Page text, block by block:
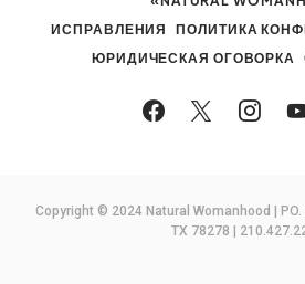
ИСПРАВЛЕНИЯ
ПОЛИТИКА
ЮРИДИЧЕСКАЯ ОГОВОРКА
Copyright © 2024 Natural Womanhood |
TX 78278 |